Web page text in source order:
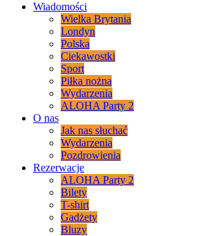
Wiadomości
Wielka Brytania
Londyn
Polska
Ciekawostki
Sport
Piłka nożna
Wydarzenia
ALOHA Party 2
O nas
Jak nas słuchać
Wydarzenia
Pozdrowienia
Rezerwacje
ALOHA Party 2
Bilety
T-shirt
Gadżety
Bluzy